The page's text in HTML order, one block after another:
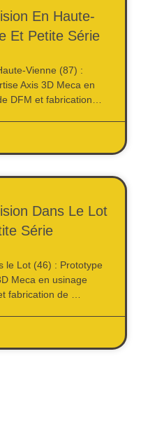
En Haute-
Et Petite Série
Vienne (87) :
Axis 3D Meca en
DFM et fabrication…
Dans Le Lot
Série
le Lot (46) : Prototype
Meca en usinage
fabrication de …